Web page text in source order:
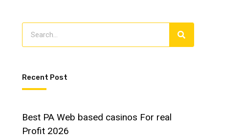
Recent Post
Best PA Web based casinos For real
Profit 2026